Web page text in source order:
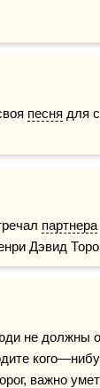
песня для
партнера
Дэвид Торо
не должны
важно